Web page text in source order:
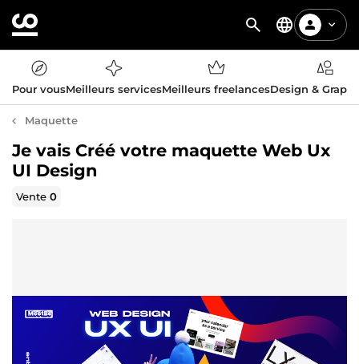
Pour vousMeilleurs servicesMeilleurs freelancesDesign &
Maquette
Je vais Créé votre maquette Web Ux
UI Design
Vente0